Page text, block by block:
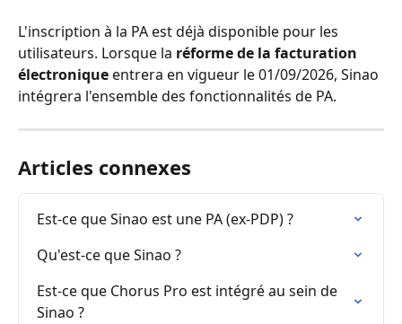
​L'inscription à la PA est déjà disponible pour les
utilisateurs. Lorsque la réforme de la facturation
électronique entrera en vigueur le 01/09/2026, Sinao
intégrera l'ensemble des fonctionnalités de PA.
Articles connexes
Est-ce que Sinao est une PA (ex-PDP) ?
Qu'est-ce que Sinao ?
Est-ce que Chorus Pro est intégré au sein de
Sinao ?